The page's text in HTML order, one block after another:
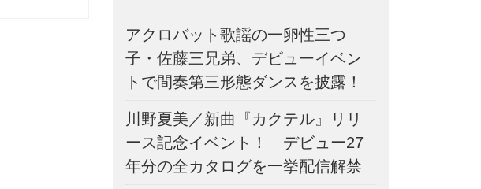
アクロバット歌謡の一卵性三つ
子・佐藤三兄弟、デビューイベン
トで間奏第三形態ダンスを披露！
川野夏美／新曲『カクテル』リリ
ース記念イベント！ デビュー27
年分の全カタログを一挙配信解禁